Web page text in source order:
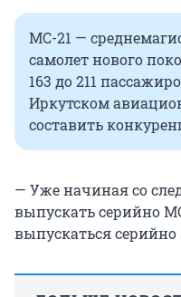
МС-21 —
самолет нового
163 до 211
Иркутском
составить
— Уже начиная со
выпускать серийно
выпускаться серийно